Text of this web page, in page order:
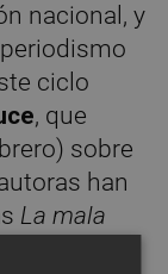
nacional, y
ciclo
, que
sobre
han
La mala